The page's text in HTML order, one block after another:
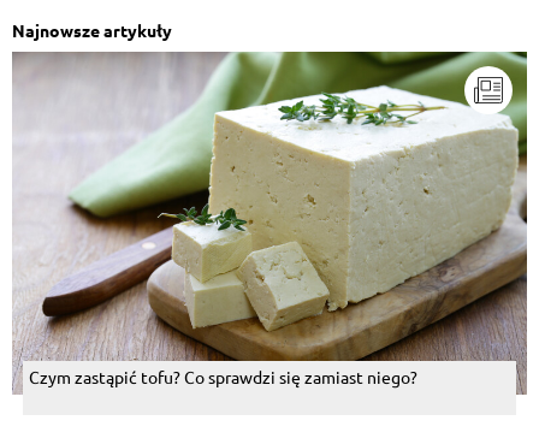
Najnowsze artykuły
Czym zastąpić tofu? Co sprawdzi się zamiast niego?